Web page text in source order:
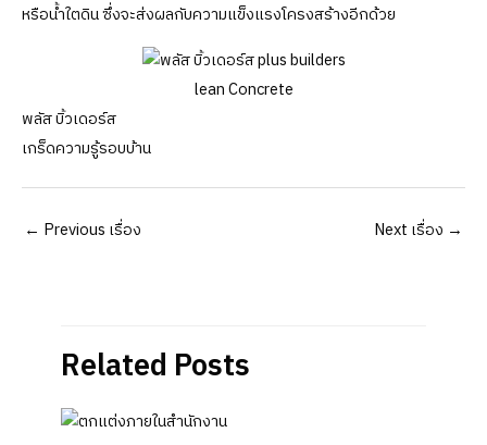
หรือน้ำใตดิน ซึ่งจะส่งผลกับความแข็งแรงโครงสร้างอีกด้วย
lean Concrete
พลัส บิ้วเดอร์ส
เกร็ดความรู้รอบบ้าน
Post
← Previous เรื่อง Next เรื่อง →
Related Posts